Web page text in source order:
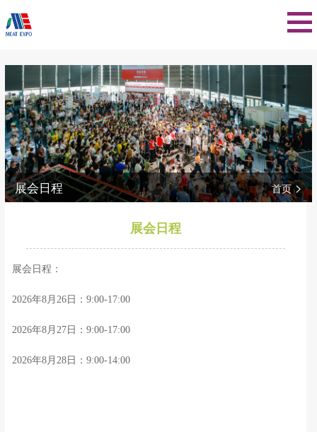
首页>
展会日程
展会日程
展会日程：
2026年8月26日：9:00-17:00
2026年8月27日：9:00-17:00
2026年8月28日：9:00-14:00